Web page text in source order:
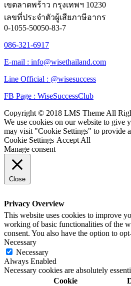
เขตลาดพร้าว กรุงเทพฯ 10230
เลขที่ประจำตัวผู้เสียภาษีอากร
0-1055-50050-83-7
086-321-6917
E-mail : info@wisethailand.com
Line Official : @wisesuccess
FB Page : WiseSuccessClub
Copyright © 2018 LMS Theme All
We use cookies on our website to give
may visit "Cookie Settings" to provide
Cookie Settings Accept All
Manage consent
Close
Privacy Overview
This website uses cookies to improve
working of basic functionalities of the
consent. You also have the option to
Necessary
Necessary
Always Enabled
Necessary cookies are absolutely
Cookie